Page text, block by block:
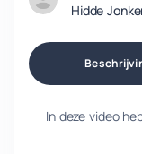
Hidde
In deze video